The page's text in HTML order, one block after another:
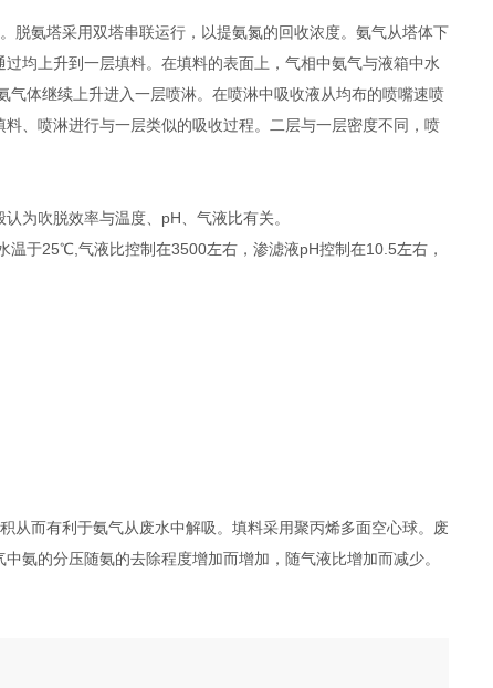
脱氨塔采用双塔串联运行，以提氨氮的回收浓度。氨气从塔体下
均上升到一层填料。在填料的表面上，气相中氨气与液箱中水
体继续上升进入一层喷淋。在喷淋中吸收液从均布的喷嘴速喷
、喷淋进行与一层类似的吸收过程。二层与一层密度不同，喷
为吹脱效率与温度、pH、气液比有关。
于25℃,气液比控制在3500左右，渗滤液pH控制在10.5左右，
而有利于氨气从废水中解吸。填料采用聚丙烯多面空心球。废
氨的分压随氨的去除程度增加而增加，随气液比增加而减少。